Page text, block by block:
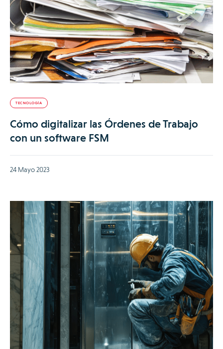
TECNOLOGÍA
Cómo digitalizar las Órdenes de Trabajo
con un software FSM
24 Mayo 2023